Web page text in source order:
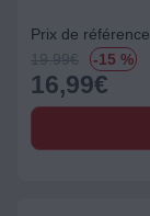
Prix de référence
19.99€ -15 %
16,99€